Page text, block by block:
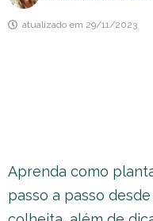
atualizado em 29/11/2023
Aprenda como
passo a passo